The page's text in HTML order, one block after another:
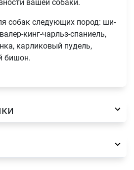
вашей собаки.
собак следующих пород: ши-
кинг-чарльз-спаниель,
карликовый пудель,
бишон.